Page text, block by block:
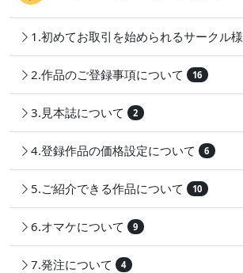
1.初めてお取引を始められるサークル様
2.作品のご登録事項について 16
3.見本誌について 2
4.登録作品の価格設定について 6
5.ご紹介できる作品について 10
6.オマケについて 9
7.発注について 4